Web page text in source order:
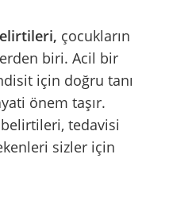
çocukların
biri. Acil bir
için doğru tanı
önem taşır.
tedavisi
sizler için